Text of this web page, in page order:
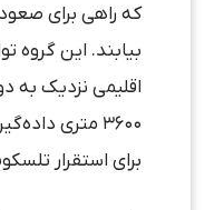
که راهی برای
بیابند. این
اقلیمی نزدیک به
۳۶۰۰ متری
برای استقرار